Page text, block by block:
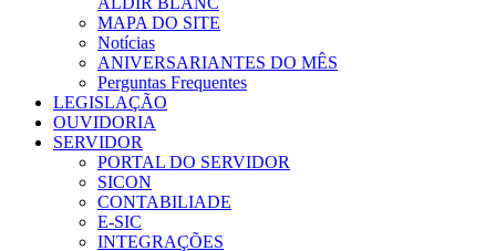
MAPA DO SITE
Notícias
ANIVERSARIANTES DO MÊS
Perguntas Frequentes
LEGISLAÇÃO
OUVIDORIA
SERVIDOR
PORTAL DO SERVIDOR
SICON
CONTABILIADE
E-SIC
INTEGRAÇÕES